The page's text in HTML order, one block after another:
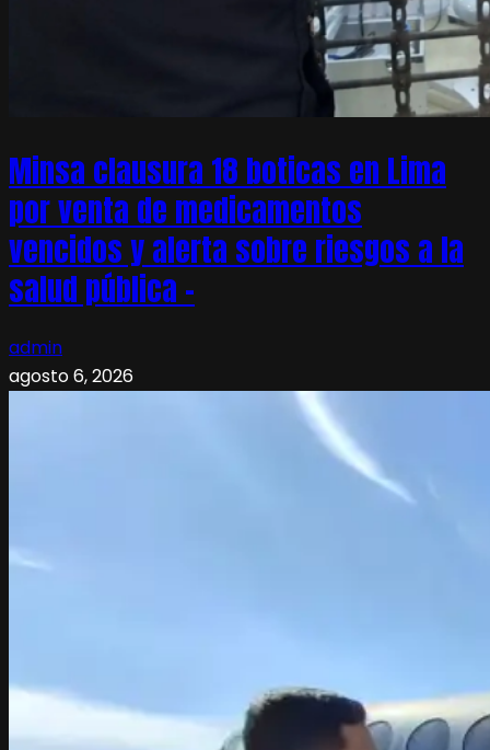
Minsa clausura 18 boticas en Lima
por venta de medicamentos
vencidos y alerta sobre riesgos a la
salud pública –
admin
agosto 6, 2026